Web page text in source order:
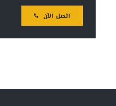
اتصل الآن